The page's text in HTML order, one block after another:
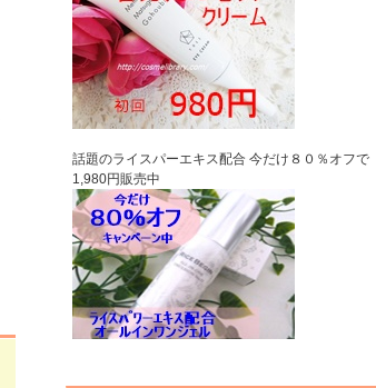
話題のライスパーエキス配合 今だけ８０％オフで
1,980円販売中